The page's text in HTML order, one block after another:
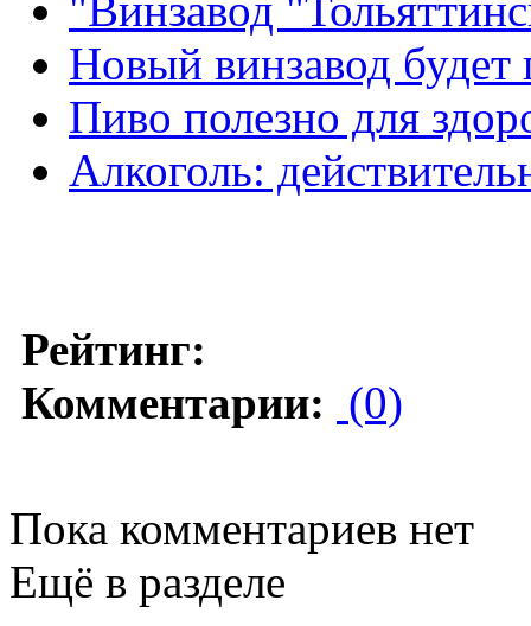
Новый винзавод будет
Пиво полезно для
Алкоголь:
Рейтинг:
Комментарии: (0)
Пока комментариев нет
Ещё в разделе